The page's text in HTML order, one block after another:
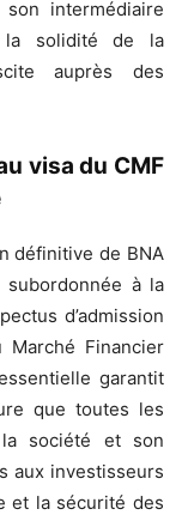
intermédiaire
la solidité de la
auprès des
visa du CMF
définitive de BNA
subordonnée à la
d’admission
Financier
garantit
que toutes les
la société et son
aux investisseurs
et la sécurité des